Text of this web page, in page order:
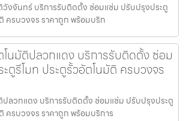
วังจันทร์ บริการรับติดตั้ง ซ่อมแซ่ม ปรับปรุงประตู
ครบวงจร ราคาถูก พร้อมบริก
โนมัติปลวกแดง บริการรับติดตั้ง ซ่อม
ตูรีโมท ประตูรั้วอัตโนมัติ ครบวงจร
ปลวกแดง บริการรับติดตั้ง ซ่อมแซ่ม ปรับปรุงประตู
ครบวงจร ราคาถูก พร้อมบริการ